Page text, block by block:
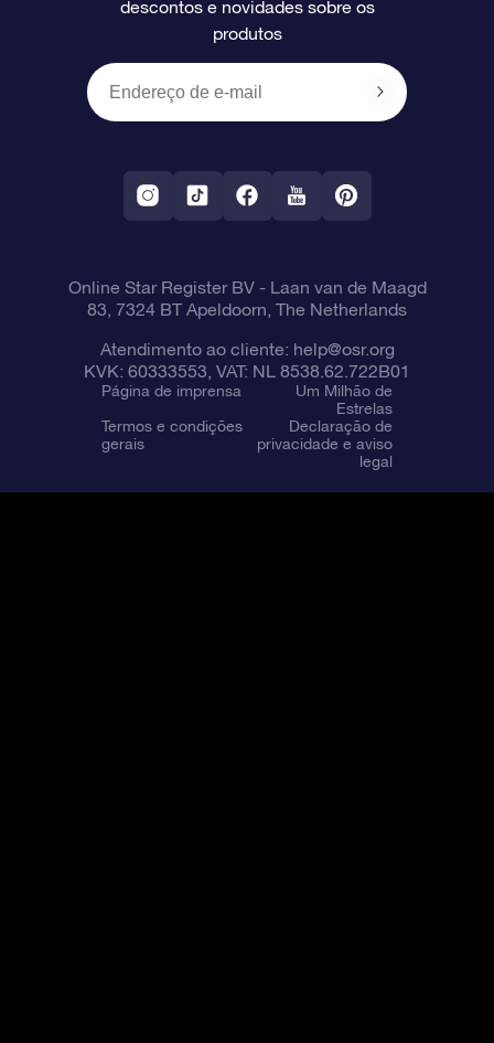
Presentes corporativos
Um Milhão de Estrelas
OSR Starsaver
Aplicativo RV Fly me to the stars
Informações de envio
Política de devolução
Constelações
descontos e novidades sobre os
produtos
Online Star Register BV- Laan van de Maagd
83, 7324 BT Apeldoorn, The Netherlands
Atendimento ao cliente: help@osr.org
KVK: 60333553, VAT: NL 8538.62.722B01
Página de imprensa
Um Milhão de
Estrelas
Termos e condições
gerais
Declaração de
privacidade e aviso
legal